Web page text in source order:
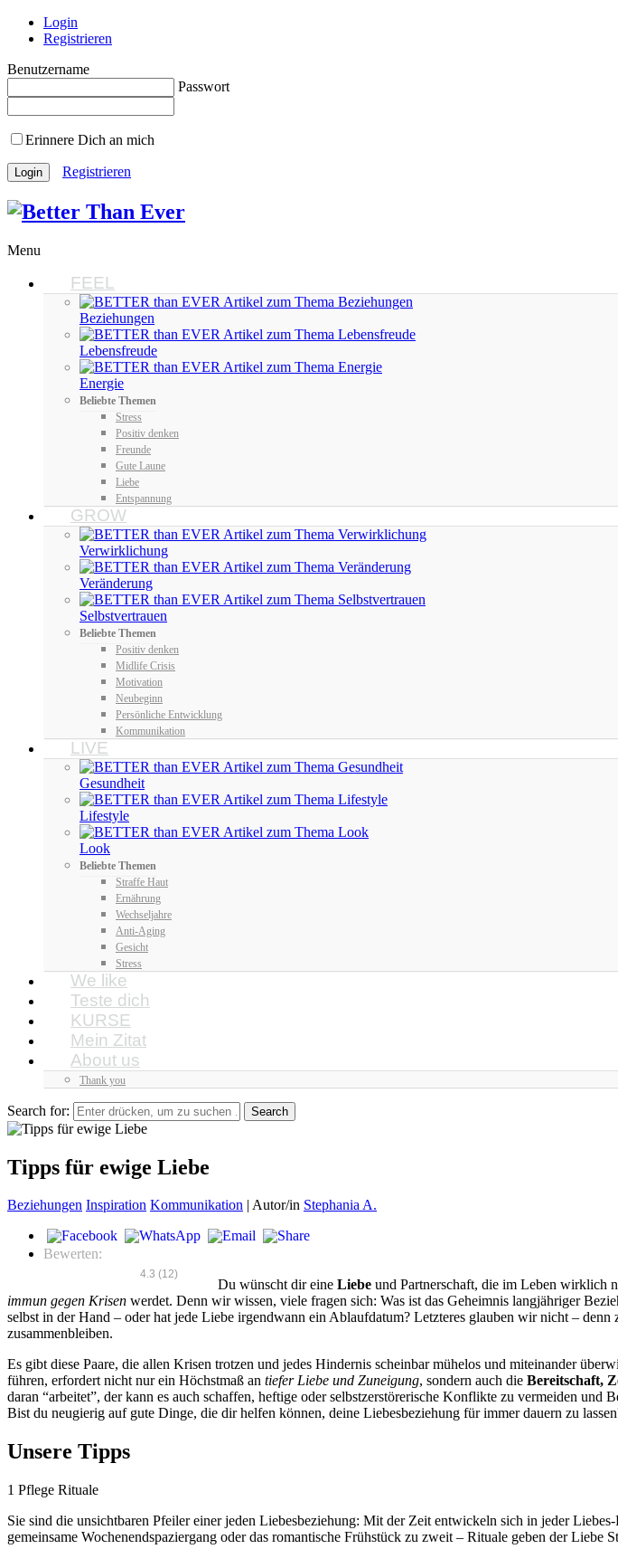
Login
Registrieren
Benutzername
Passwort
Erinnere Dich an mich
Registrieren
Menu
FEEL
Beziehungen
Lebensfreude
Energie
Beliebte Themen
Stress
Positiv denken
Freunde
Gute Laune
Liebe
Entspannung
GROW
Verwirklichung
Veränderung
Selbstvertrauen
Beliebte Themen
Positiv denken
Midlife Crisis
Motivation
Neubeginn
Persönliche Entwicklung
Kommunikation
LIVE
Gesundheit
Lifestyle
Look
Beliebte Themen
Straffe Haut
Ernährung
Wechseljahre
Anti-Aging
Gesicht
Stress
We like
Teste dich
KURSE
Mein Zitat
About us
Thank you
Search for:
Tipps für ewige Liebe
Beziehungen Inspiration Kommunikation | Autor/in Stephania A.
Bewerten:
4.3 (12)
Du wünscht dir eine Liebe und Partnerschaft, die im Leben wirklich
immun gegen Krisen werdet. Denn wir wissen, viele fragen sich: Was ist das Geheimnis langjähriger
selbst in der Hand – oder hat jede Liebe irgendwann ein Ablaufdatum? Letzteres glauben wir nicht –
zusammenbleiben.
Es gibt diese Paare, die allen Krisen trotzen und jedes Hindernis scheinbar mühelos und miteinander
führen, erfordert nicht nur ein Höchstmaß an tiefer Liebe und Zuneigung, sondern auch die Bereitschaft,
daran “arbeitet”, der kann es auch schaffen, heftige oder selbstzerstörerische Konflikte zu vermeiden und
Bist du neugierig auf gute Dinge, die dir helfen können, deine Liebesbeziehung für immer dauern zu
Unsere Tipps
1 Pflege Rituale
Sie sind die unsichtbaren Pfeiler einer jeden Liebesbeziehung: Mit der Zeit entwickeln sich in jeder
gemeinsame Wochenendspaziergang oder das romantische Frühstück zu zweit – Rituale geben der